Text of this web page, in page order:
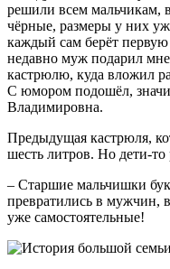
решили всем мальчикам,
чёрные, размеры у них
каждый сам берёт
недавно муж подарил
кастрюлю, куда вложил
С юмором подошёл,
Владимировна.
Предыдущая кастрюля,
шесть литров. Но дети-то
– Старшие мальчишки
превратились в мужчин,
уже самостоятельные!